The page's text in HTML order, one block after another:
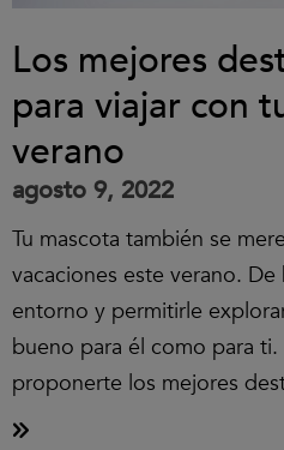
Los mejores
para viajar con
verano
agosto 9, 2022
Tu mascota también se
vacaciones este verano.
entorno y permitirle
bueno para él como para
proponerte los mejores